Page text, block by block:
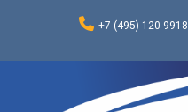
+7 (495) 120-9918